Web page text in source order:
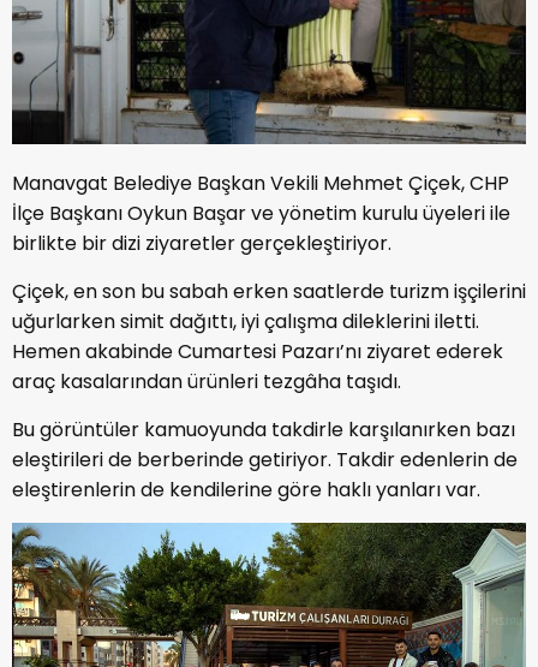
Manavgat Belediye Başkan Vekili Mehmet Çiçek, CHP
İlçe Başkanı Oykun Başar ve yönetim kurulu üyeleri ile
birlikte bir dizi ziyaretler gerçekleştiriyor.
Çiçek, en son bu sabah erken saatlerde turizm işçilerini
uğurlarken simit dağıttı, iyi çalışma dileklerini iletti.
Hemen akabinde Cumartesi Pazarı’nı ziyaret ederek
araç kasalarından ürünleri tezgâha taşıdı.
Bu görüntüler kamuoyunda takdirle karşılanırken bazı
eleştirileri de berberinde getiriyor. Takdir edenlerin de
eleştirenlerin de kendilerine göre haklı yanları var.